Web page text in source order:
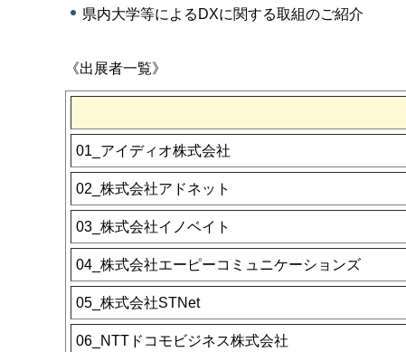
県内大学等によるDXに関する取組のご紹介
《出展者一覧》
01_アイディオ株式会社
02_株式会社アドネット
03_株式会社イノベイト
04_株式会社エーピーコミュニケーションズ
05_株式会社STNet
06_NTTドコモビジネス株式会社